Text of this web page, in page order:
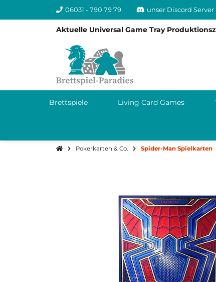
06031 - 790 79 79 unser Discord Server
Aktuelle Universal Game Tray
Brettspiele Living Card Games
Pokerkarten & Co. Spider-Man Spielkarten